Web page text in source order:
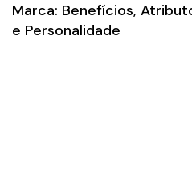
Marca: Benefícios,
e Personalidade